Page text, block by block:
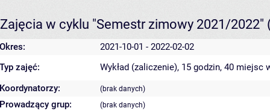
Zajęcia w cyklu "Semestr zimowy 2021/2022"
Okres:
2021-10-01 - 2022-02-02
Typ zajęć:
Wykład (zaliczenie), 15 godzin, 40 miejsc
Koordynatorzy:
(brak danych)
Prowadzący grup: (brak danych)